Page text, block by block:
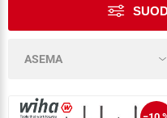
Hammerjack on Wihan
sähköasentajat,
ruuvimeisseleitä,